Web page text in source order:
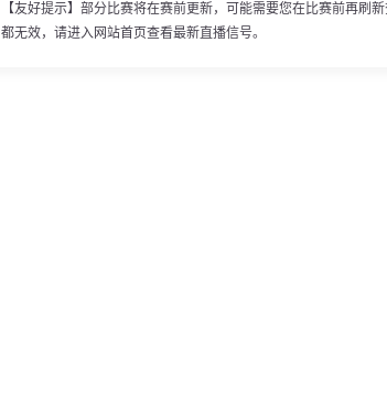
【友好提示】部分比赛将在赛前更新，可能需要您在比赛前再刷
都无效，请进入网站首页查看最新直播信号。